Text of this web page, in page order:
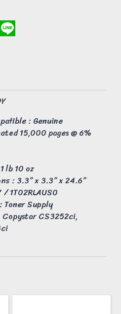
: Genuine
15,000 pages @ 6%
lb 10 oz
: 3.3” x 3.3” x 24.6”
1T02RLAUS0
Supply
CS3252ci,